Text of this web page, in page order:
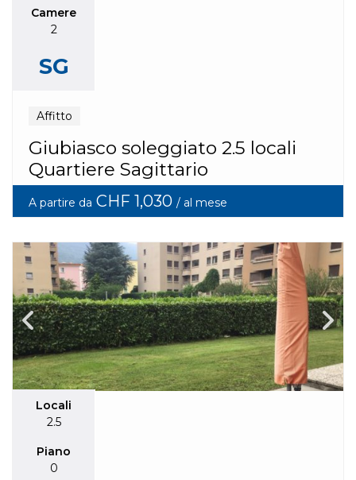
Camere
2
SG
Affitto
Giubiasco soleggiato 2.5 locali
Quartiere Sagittario
A partire da CHF 1,030/ al mese
Locali
2.5
Piano
0